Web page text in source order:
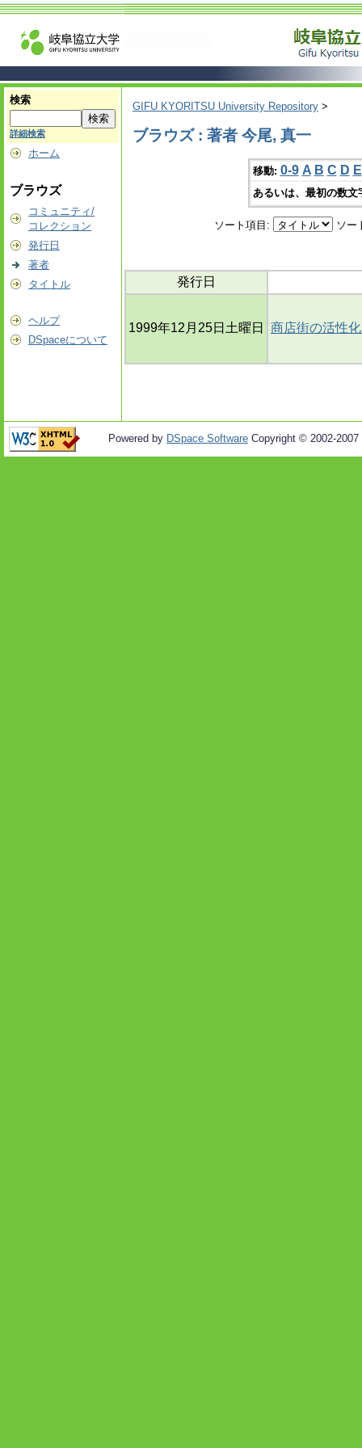
検索
詳細検索
ホーム
ブラウズ
コミュニティ/
コレクション
発行日
著者
タイトル
ヘルプ
DSpaceについて
GIFU KYORITSU University Repository >
ブラウズ : 著者 今尾, 真一
移動: 0-9 A B C D E
あるいは、最初の数
ソート項目: ソー
発行日
1999年12月25日土曜日 商店街の活性
Powered by DSpace Software Copyright © 2002-2007